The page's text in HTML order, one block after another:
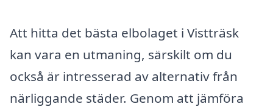
Att hitta det bästa elbolaget i Vistträsk
kan vara en utmaning, särskilt om du
också är intresserad av alternativ från
närliggande städer. Genom att jämföra